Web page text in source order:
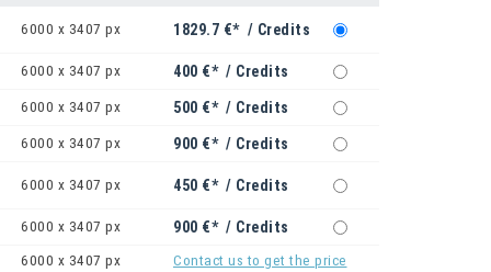
6000 x 3407 px 1829.7 €* / Credits
6000 x 3407 px 400 €* / Credits
6000 x 3407 px 500 €* / Credits
6000 x 3407 px 900 €* / Credits
6000 x 3407 px 450 €* / Credits
6000 x 3407 px 900 €* / Credits
6000 x 3407 px Contact us to get the price